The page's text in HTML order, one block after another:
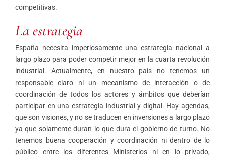
competitivas.
La estrategia
España necesita imperiosamente una estrategia nacional a
largo plazo para poder competir mejor en la cuarta revolución
industrial. Actualmente, en nuestro país no tenemos un
responsable claro ni un mecanismo de interacción o de
coordinación de todos los actores y ámbitos que deberían
participar en una estrategia industrial y digital. Hay agendas,
que son visiones, y no se traducen en inversiones a largo plazo
ya que solamente duran lo que dura el gobierno de turno. No
tenemos buena cooperación y coordinación ni dentro de lo
público entre los diferentes Ministerios ni en lo privado,